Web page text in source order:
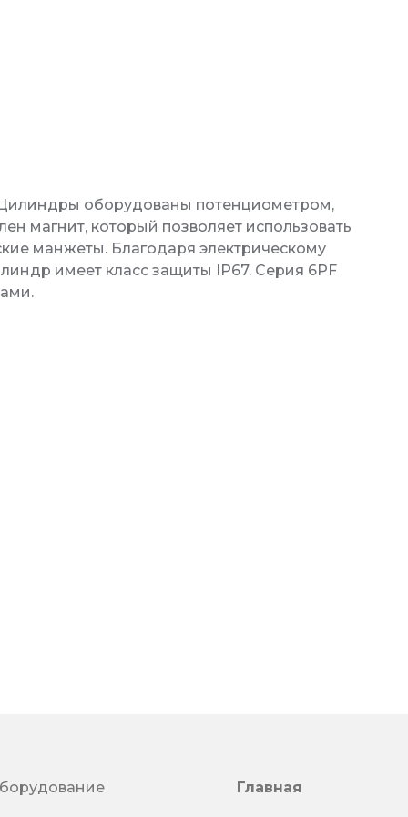
оборудованы потенциометром,
магнит, который позволяет использовать
манжеты. Благодаря электрическому
имеет класс защиты IP67. Серия 6PF
Главная